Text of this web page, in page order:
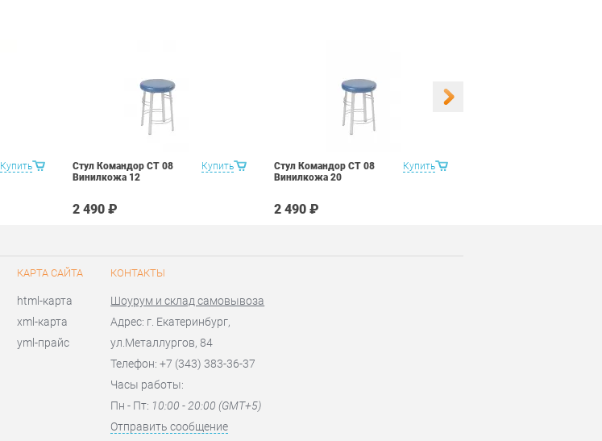
Купить Купить
Стул Командор СТ 08
Винилкожа 12
2 490 ₽
Купить
Стул Командор СТ 08
Винилкожа 20
2 490 ₽
КАРТА САЙТА
html-карта
xml-карта
yml-прайс
КОНТАКТЫ
Шоурум и склад самовывоза
Адрес: г. Екатеринбург,
ул.Металлургов, 84
Телефон: +7 (343) 383-36-37
Часы работы:
Пн - Пт: 10:00 - 20:00 (GMT+5)
Отправить сообщение